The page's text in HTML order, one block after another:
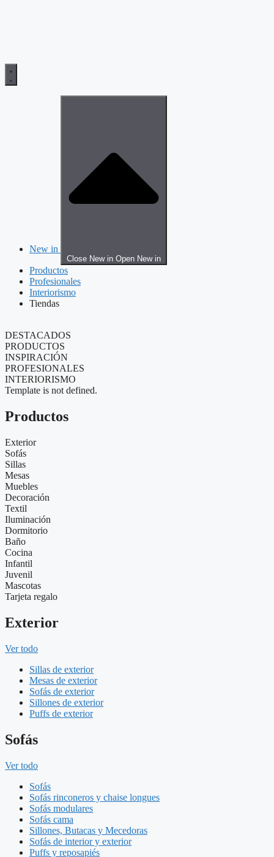
New in
Close New in Open New in
Productos
Profesionales
Interiorismo
Tiendas
DESTACADOS
PRODUCTOS
INSPIRACIÓN
PROFESIONALES
INTERIORISMO
Template is not defined.
Productos
Exterior
Sofás
Sillas
Mesas
Muebles
Decoración
Textil
Iluminación
Dormitorio
Baño
Cocina
Infantil
Juvenil
Mascotas
Tarjeta regalo
Exterior
Ver todo
Sillas de exterior
Mesas de exterior
Sofás de exterior
Sillones de exterior
Puffs de exterior
Sofás
Ver todo
Sofás
Sofás rinconeros y chaise longues
Sofás modulares
Sofás cama
Sillones, Butacas y Mecedoras
Sofás de interior y exterior
Puffs y reposapiés